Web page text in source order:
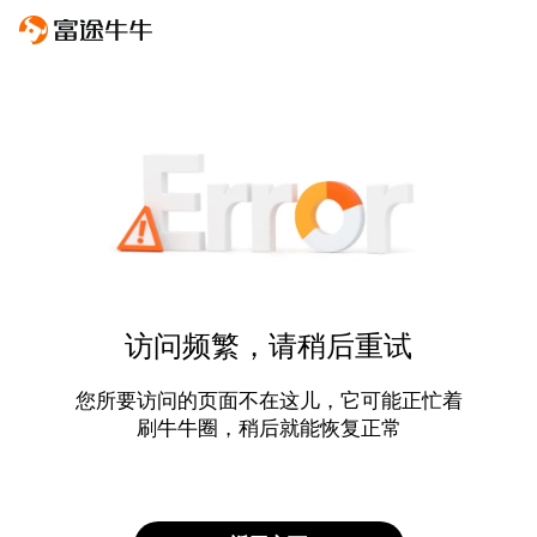
访问频繁，请稍后重试
您所要访问的页面不在这儿，它可能正忙着
刷牛牛圈，稍后就能恢复正常